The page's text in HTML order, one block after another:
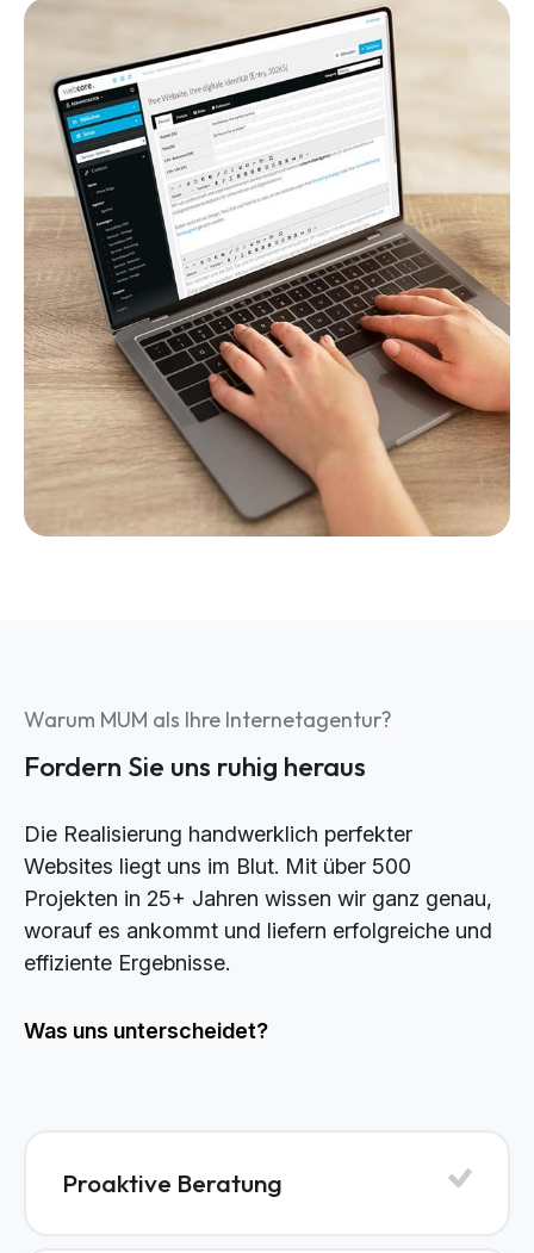
Warum MUM als Ihre Internetagentur?
Fordern Sie uns ruhig heraus
Die Realisierung handwerklich perfekter
Websites liegt uns im Blut. Mit über 500
Projekten in 25+ Jahren wissen wir ganz genau,
worauf es ankommt und liefern erfolgreiche und
effiziente Ergebnisse.
Was uns unterscheidet?
Proaktive Beratung